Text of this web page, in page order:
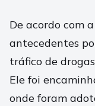
De acordo com
antecedentes
tráfico de
Ele foi
onde foram